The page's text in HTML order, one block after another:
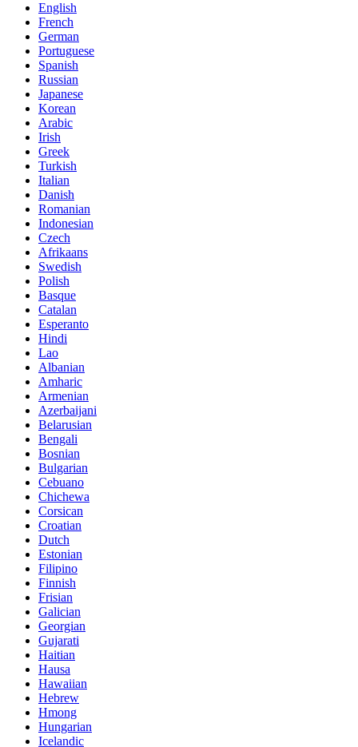
English
French
German
Portuguese
Spanish
Russian
Japanese
Korean
Arabic
Irish
Greek
Turkish
Italian
Danish
Romanian
Indonesian
Czech
Afrikaans
Swedish
Polish
Basque
Catalan
Esperanto
Hindi
Lao
Albanian
Amharic
Armenian
Azerbaijani
Belarusian
Bengali
Bosnian
Bulgarian
Cebuano
Chichewa
Corsican
Croatian
Dutch
Estonian
Filipino
Finnish
Frisian
Galician
Georgian
Gujarati
Haitian
Hausa
Hawaiian
Hebrew
Hmong
Hungarian
Icelandic